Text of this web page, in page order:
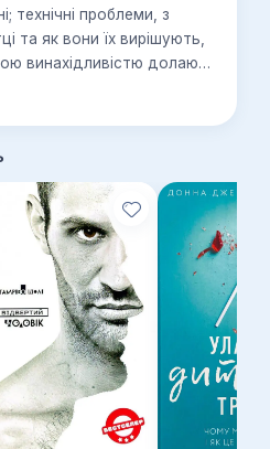
технічні проблеми, з
та як вони їх вирішують,
винахідливістю долаючи
смисли та натяки.